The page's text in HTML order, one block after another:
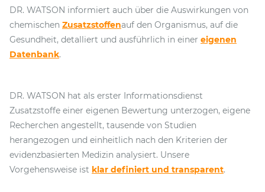
DR. WATSON informiert auch über die Auswirkungen von
chemischen Zusatzstoffenauf den Organismus, auf die
Gesundheit, detalliert und ausführlich in einer eigenen
Datenbank.
DR. WATSON hat als erster Informationsdienst
Zusatzstoffe einer eigenen Bewertung unterzogen, eigene
Recherchen angestellt, tausende von Studien
herangezogen und einheitlich nach den Kriterien der
evidenzbasierten Medizin analysiert. Unsere
Vorgehensweise ist klar definiert und transparent.